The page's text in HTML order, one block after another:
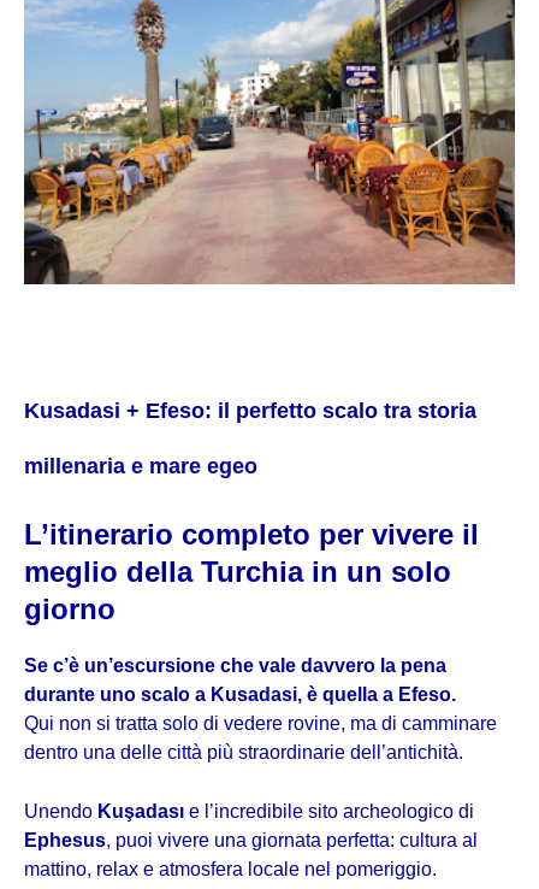
Kusadasi + Efeso: il perfetto scalo tra storia
millenaria e mare egeo
L’itinerario completo per vivere il
meglio della Turchia in un solo
giorno
Se c’è un’escursione che vale davvero la pena
durante uno scalo a Kusadasi, è quella a Efeso.
Qui non si tratta solo di vedere rovine, ma di camminare
dentro una delle città più straordinarie dell’antichità.
Unendo Kuşadası e l’incredibile sito archeologico di
Ephesus, puoi vivere una giornata perfetta: cultura al
mattino, relax e atmosfera locale nel pomeriggio.